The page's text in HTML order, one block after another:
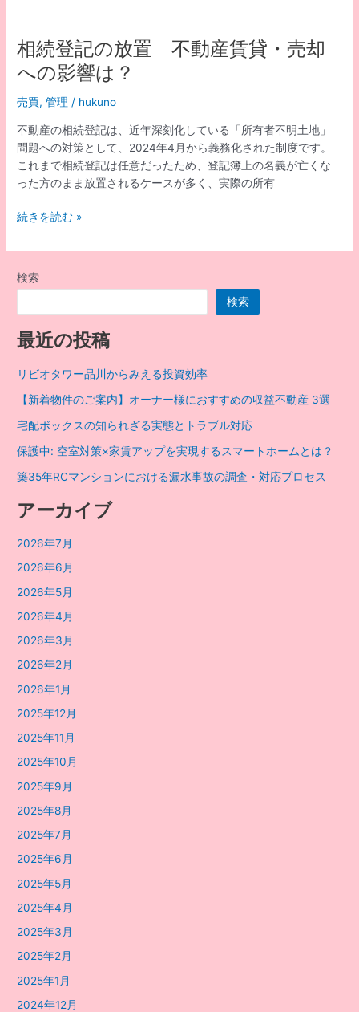
ラ
ル
と
社
の
対
応
つ
原
状
回
の
注
意
点
相続登記の放置 不動産賃貸・売却
への影響は？
売買,管理 / hukuno
不動産の相続登記は、近年深刻化している「所有者不明土地」
問題への対策として、2024年4月から義務化された制度です。
これまで相続登記は任意だったため、登記簿上の名義が亡くな
った方のまま放置されるケースが多く、実際の所有
相
登
の
不
産
賃
売
却
の
響
続きを読む »
検索
検索
最近の投稿
リビオタワー品川からみえる投資効率
【新着物件のご案内】オーナー様におすすめの収益不動産 3選
宅配ボックスの知られざる実態とトラブル対応
保護中: 空室対策×家賃アップを実現するスマートホームとは？
築35年RCマンションにおける漏水事故の調査・対応プロセス
アーカイブ
2026年7月
2026年6月
2026年5月
2026年4月
2026年3月
2026年2月
2026年1月
2025年12月
2025年11月
2025年10月
2025年9月
2025年8月
2025年7月
2025年6月
2025年5月
2025年4月
2025年3月
2025年2月
2025年1月
2024年12月